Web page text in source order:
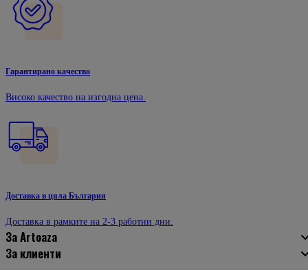
Гарантирано качество
Високо качество на изгодна цена.
Доставка в цяла България
Доставка в рамките на 2-3 работни дни.
За Artoaza
За клиенти